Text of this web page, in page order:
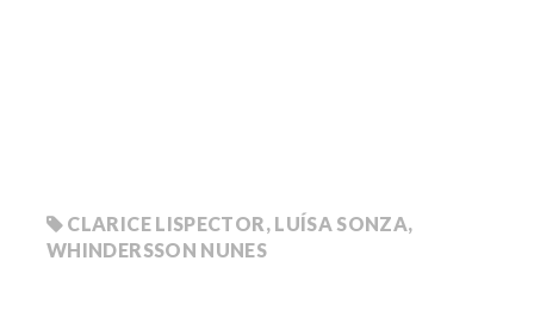
CLARICE LISPECTOR, LUÍSA SONZA,
WHINDERSSON NUNES